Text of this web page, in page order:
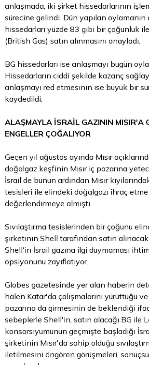
anlaşmada, iki şirket hissedarlarının
sürecine gelindi. Dün yapılan oylamanın
hissedarları yüzde 83 gibi bir çoğunluk
(British Gas) satın alınmasını onayladı.
BG hissedarları ise anlaşmayı bugün
Hissedarların ciddi şekilde kazanç
anlaşmayı red etmesinin ise büyük bir
kaydedildi.
ALAŞMAYLA İSRAİL GAZININ MISIR'A
ENGELLER ÇOĞALIYOR
Geçen yıl ağustos ayında Mısır
doğalgaz keşfinin Mısır iç pazarına
İsrail de bunun ardından Mısır
tesisleri ile elindeki doğalgazı ihraç
değerlendirmeye almıştı.
Sıvılaştırma tesislerinden bir çoğunu
şirketinin Shell tarafından satın
Shell'in İsrail gazına ilgi duymaması
opsiyonunu zayıflatıyor.
Globes gazetesinde yer alan haberin
halen Katar'da çalışmalarını yürüttüğü
pazarına da girmesinin de beklendiği
sebeplerle Shell'in, satın alacağı BG ile
konsorsiyumunun geçmişte başladığı
şirketinin Mısır'da sahip olduğu
iletilmesini öngören görüşmeleri,